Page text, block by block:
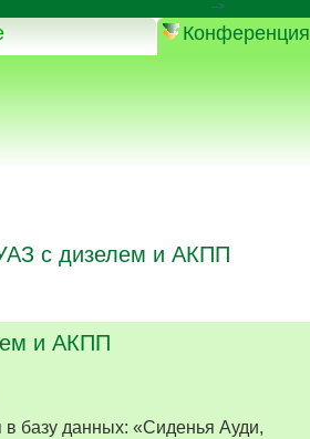
-->
Конференция
с дизелем и АКПП
и АКПП
базу данных: «Сиденья Ауди,